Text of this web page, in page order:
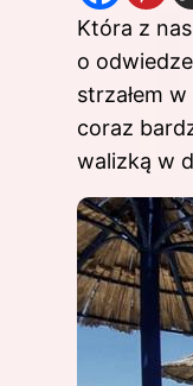
Która z
o
strzałem
coraz
walizką w